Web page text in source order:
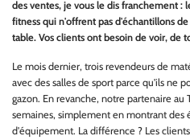
des ventes, je vous le dis franchement :
fitness qui n'offrent pas d'échantillons
table. Vos clients ont besoin de voir, de
Le mois dernier, trois revendeurs de
avec des salles de sport parce qu'ils ne
gazon. En revanche, notre partenaire au
semaines, simplement en montrant des
d'équipement. La différence ? Les